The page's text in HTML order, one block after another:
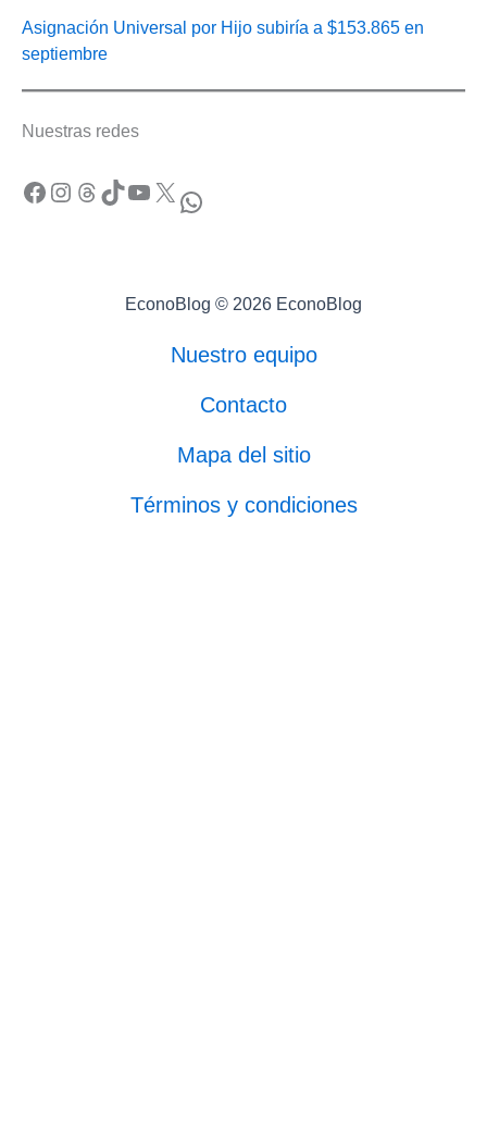
Asignación Universal por Hijo subiría a $153.865 en
septiembre
Nuestras redes
Facebook Instagram Threads TikTok YouTube X WhatsApp
EconoBlog © 2026 EconoBlog
Nuestro equipo
Contacto
Mapa del sitio
Términos y condiciones